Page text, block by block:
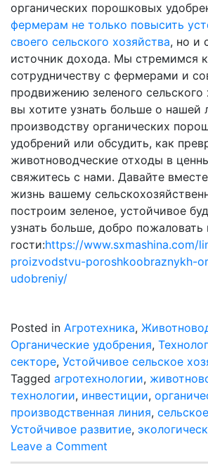
органических порошковых
фермерам не только повысить
своего сельского хозяйства, но и
источник дохода. Мы стремимся
сотрудничеству с фермерами и
продвижению зеленого сельского
вы хотите узнать больше о нашей
производству органических
удобрений или обсудить, как
животноводческие отходы в
свяжитесь с нами. Давайте
жизнь вашему
построим зеленое, устойчивое
узнать больше, добро пожаловать
гости:https://www.sxmashina.com/
proizvodstvu-poroshkoobraznykh-
udobreniy/
Posted in Агротехника,
Органические удобрения,
секторе, Устойчивое сельское
Tagged агротехнологии,
технологии, инвестиции,
производственная линия,
Устойчивое развитие,
Leave a Comment